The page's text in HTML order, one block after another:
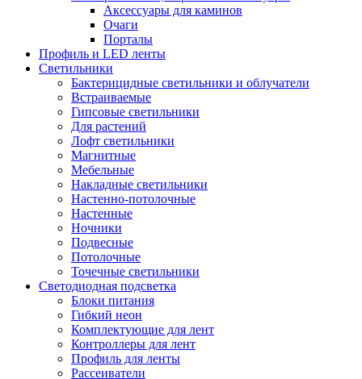
Аксессуары для каминов
Очаги
Порталы
Профиль и LED ленты
Светильники
Бактерицидные светильники и облучатели
Встраиваемые
Гипсовые светильники
Для растений
Лофт светильники
Магнитные
Мебельные
Накладные светильники
Настенно-потолочные
Настенные
Ночники
Подвесные
Потолочные
Точечные светильники
Светодиодная подсветка
Блоки питания
Гибкий неон
Комплектующие для лент
Контроллеры для лент
Профиль для ленты
Рассеиватели